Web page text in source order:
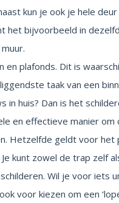
kun je ook je hele
het bijvoorbeeld in
en plafonds. Dit is
taak van een
in huis? Dan is het
en effectieve manier om
Hetzelfde geldt voor het
Je kunt zowel de trap zelf
Wil je voor iets
voor kiezen om een